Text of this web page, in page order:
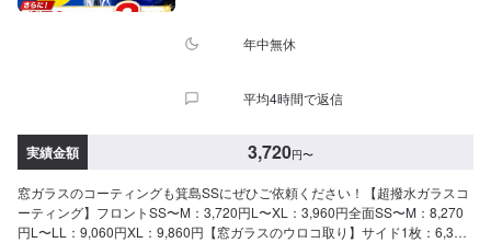
年中無休
平均4時間で返信
実績金額 3,720円〜
窓ガラスのコーティングも箕島SSにぜひご依頼ください！【超撥水ガラスコ
ーティング】フロントSS〜M：3,720円L〜XL：3,960円全面SS〜M：8,270
円L〜LL：9,060円XL：9,860円【窓ガラスのウロコ取り】サイド1枚：6,300